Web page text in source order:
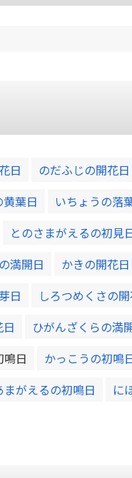
日 のだふじの開花日
葉日 いちょうの落
とのさまがえるの初見
満開日 かきの開花日
日 しろつめくさの
ひがんざくらの満
鳴日 かっこうの初鳴
まがえるの初鳴日 に